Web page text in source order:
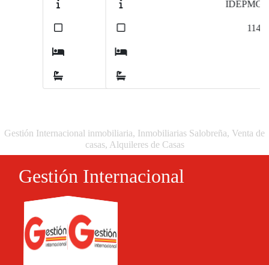
Gestión Internacional inmobiliaria, Inmobiliarias Salobreña, Venta de
casas, Alquileres de Casas
Gestión Internacional